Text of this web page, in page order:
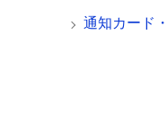
通知カード